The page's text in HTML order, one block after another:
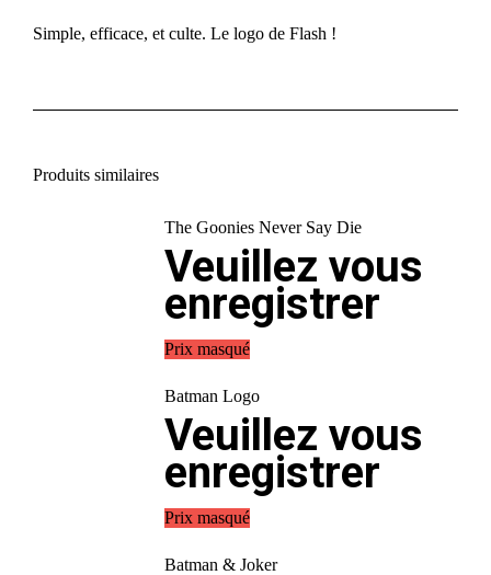
Simple, efficace, et culte. Le logo de Flash !
Produits similaires
The Goonies Never Say Die
Veuillez vous
enregistrer
Prix masqué
Batman Logo
Veuillez vous
enregistrer
Prix masqué
Batman & Joker